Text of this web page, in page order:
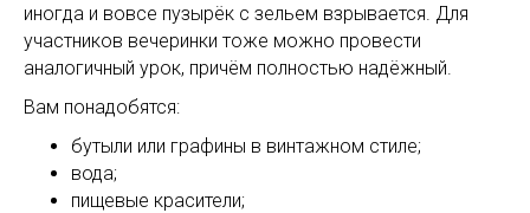
иногда и вовсе пузырёк с зельем взрывается. Для
участников вечеринки тоже можно провести
аналогичный урок, причём полностью надёжный.
Вам понадобятся:
бутыли или графины в винтажном стиле;
вода;
пищевые красители;